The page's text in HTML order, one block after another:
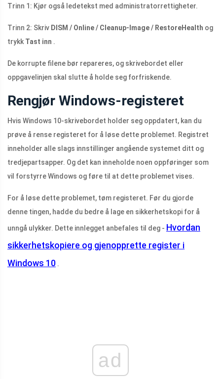
Trinn 1: Kjør også ledetekst med administratorrettigheter.
Trinn 2: Skriv DISM / Online / Cleanup-Image / RestoreHealth og
trykk Tast inn .
De korrupte filene bør repareres, og skrivebordet eller
oppgavelinjen skal slutte å holde seg forfriskende.
Rengjør Windows-registeret
Hvis Windows 10-skrivebordet holder seg oppdatert, kan du
prøve å rense registeret for å løse dette problemet. Registret
inneholder alle slags innstillinger angående systemet ditt og
tredjepartsapper. Og det kan inneholde noen oppføringer som
vil forstyrre Windows og føre til at dette problemet vises.
For å løse dette problemet, tøm registeret. Før du gjorde
denne tingen, hadde du bedre å lage en sikkerhetskopi for å
unngå ulykker. Dette innlegget anbefales til deg - Hvordan
sikkerhetskopiere og gjenopprette register i
Windows 10 .
ad